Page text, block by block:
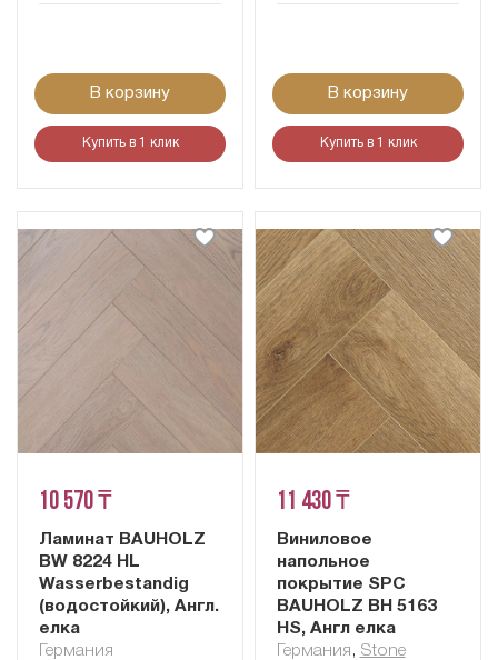
В корзину
Купить в 1 клик
В корзину
Купить в 1 клик
10 570 ₸
Ламинат BAUHOLZ
BW 8224 HL
Wasserbestandig
(водостойкий), Англ.
елка
Германия
11 430 ₸
Виниловое
напольное
покрытие SPC
BAUHOLZ BH 5163
HS, Англ елка
Германия , Stone